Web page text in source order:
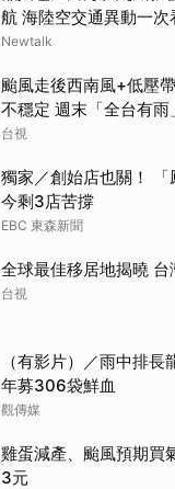
航 海陸空交通異動一次
Newtalk
颱風走後西南風+低壓
不穩定 週末「全台有雨」
台視
獨家／創始店也關！
今剩3店苦撐
EBC 東森新聞
全球最佳移居地揭曉
台視
（有影片）／雨中排
年募306袋鮮血
觀傳媒
雞蛋減產、颱風預期
3元